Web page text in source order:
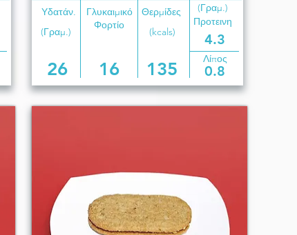
Υδατάν.
Γλυκαιμικό
Φορτίο
(Γραμ.)
Θερμίδες
(kcals)
Προτεινη
4.3
(Γραμ.)
26 16 135 Λίπος
0.8